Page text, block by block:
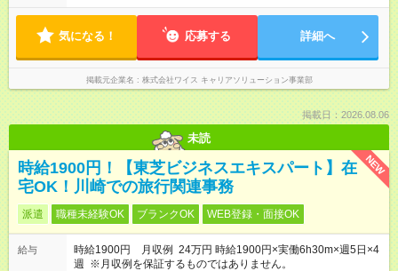
気になる！ 応募する 詳細へ
掲載元企業名 株式会社ワイス キャリアソリューション事業部
掲載日：2026.08.06
未読
NEW
時給1900円！【東芝ビジネスエキスパート】在
宅OK！川崎での旅行関連事務
派遣 職種未経験OK ブランクOK WEB登録・面接OK
給与
時給1900円 月収例 24万円 時給1900円×実働6h30m×週5日×4
週 ※月収例を保証するものではありません。